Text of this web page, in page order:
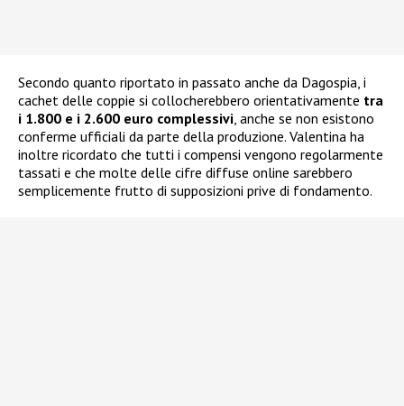
Secondo quanto riportato in passato anche da Dagospia, i
cachet delle coppie si collocherebbero orientativamente tra
i 1.800 e i 2.600 euro complessivi , anche se non esistono
conferme ufficiali da parte della produzione. Valentina ha
inoltre ricordato che tutti i compensi vengono regolarmente
tassati e che molte delle cifre diffuse online sarebbero
semplicemente frutto di supposizioni prive di fondamento.